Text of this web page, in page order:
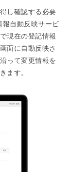
し確認する必要
報自動反映サービ
現在の登記情報
面に自動反映さ
って変更情報を
ます。